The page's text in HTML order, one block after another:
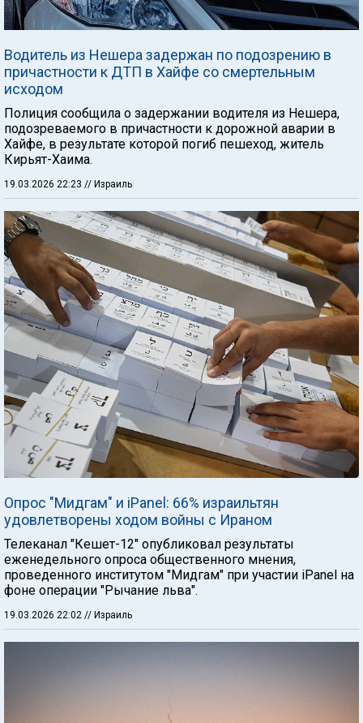
Водитель из Нешера задержан по подозрению в
причастности к ДТП в Хайфе со смертельным
исходом
Полиция сообщила о задержании водителя из Нешера,
подозреваемого в причастности к дорожной аварии в
Хайфе, в результате которой погиб пешеход, житель
Кирьят-Хаима.
19.03.2026 22:23 // Израиль
Опрос "Мидгам" и iPanel: 66% израильтян
удовлетворены ходом войны с Ираном
Телеканал "Кешет-12" опубликовал результаты
еженедельного опроса общественного мнения,
проведенного институтом "Мидгам" при участии iPanel на
фоне операции "Рычание льва".
19.03.2026 22:02 // Израиль